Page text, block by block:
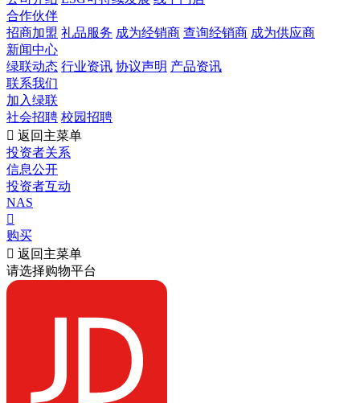
合作伙伴
招商加盟 礼品服务 成为经销商 查询经销商 成为供应商
新闻中心
绿联动态 行业资讯 协议声明 产品资讯
联系我们
加入绿联
社会招聘 校园招聘
 返回主菜单
投资者关系
信息公开
投资者互动
NAS

购买
 返回主菜单
请选择购物平台